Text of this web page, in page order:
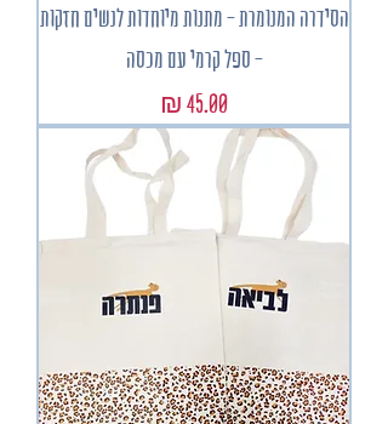
הסידרה המנומרת - מתנות מיוחדות לנשים חזקות
- ספל קרמי עם מכסה
מחיר